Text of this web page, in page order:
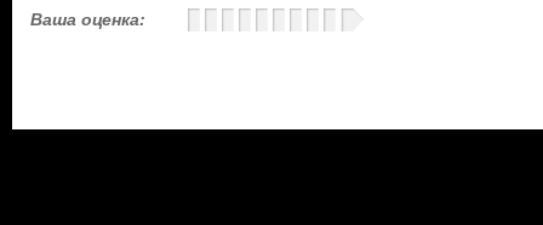
Ваша оценка: